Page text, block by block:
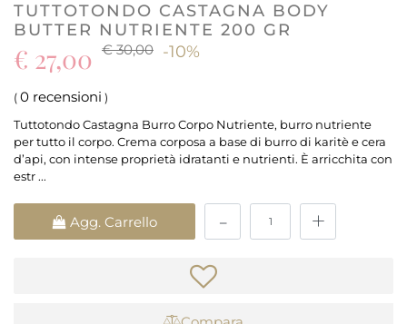
TUTTOTONDO CASTAGNA BODY
BUTTER NUTRIENTE 200 GR
€ 30,00 -10%
€ 27,00
( 0 recensioni )
Tuttotondo Castagna Burro Corpo Nutriente, burro nutriente
per tutto il corpo. Crema corposa a base di burro di karitè e cera
d’api, con intense proprietà idratanti e nutrienti. È arricchita con
estr ...
Agg. Carrello